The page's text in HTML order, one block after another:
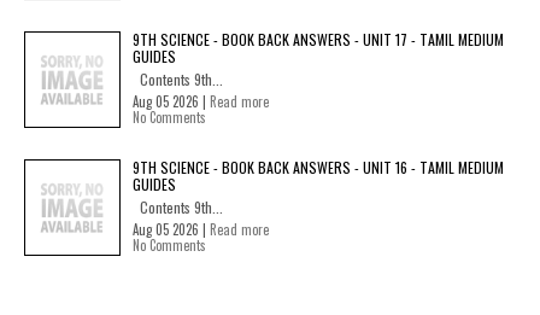
9TH SCIENCE - BOOK BACK ANSWERS - UNIT 17 - TAMIL MEDIUM
GUIDES
Contents 9th...
Aug 05 2026 | Read more
No Comments
9TH SCIENCE - BOOK BACK ANSWERS - UNIT 16 - TAMIL MEDIUM
GUIDES
Contents 9th...
Aug 05 2026 | Read more
No Comments